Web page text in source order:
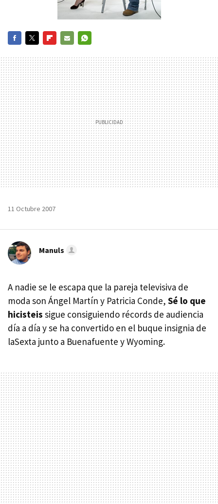
MAIL
11 Octubre 2007
Manuls
A nadie se le escapa que la pareja televisiva de
moda son Ángel Martín y Patricia Conde, Sé lo que
hicisteis sigue consiguiendo récords de audiencia
día a día y se ha convertido en el buque insignia de
laSexta junto a Buenafuente y Wyoming.